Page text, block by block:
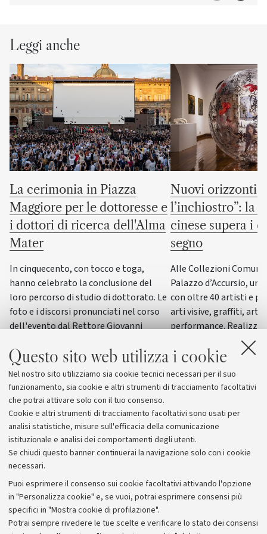
Questo sito web utilizza i cookie
Nel nostro sito utilizziamo sia cookie tecnici necessari per il suo
funzionamento, sia cookie e altri strumenti di tracciamento facoltativi
che potrai attivare solo con il tuo consenso.
Cookie e altri strumenti di tracciamento facoltativi sono usati per
analisi statistiche, misure sull'efficacia della comunicazione
istituzionale e analisi dei comportamenti degli utenti.
Se chiudi questo banner continuerai la navigazione solo con i cookie
necessari.
Puoi esprimere il consenso sui cookie facoltativi attivando l'opzione
in "Personalizza cookie" e, se vuoi, potrai esprimere consensi più
specifici in "Mostra cookie di profilazione".
Potrai sempre rivedere le tue scelte e verificare lo stato dei consensi
Leggi anche
La cerimonia in Piazza
Maggiore per le dottoresse e
i dottori di ricerca dell'Alma
Mater
In cinquecento, con tocco e toga,
hanno celebrato la conclusione del
loro percorso di studio di dottorato. Le
foto e i discorsi pronunciati nel corso
dell'evento dal Rettore Giovanni
Elisabetta Tola e dal genetista Guido
Barbujani
Nuovi orizzonti
l’inchiostro”: la
cinese supera i
segno
Alle Collezioni
Palazzo d’Accursio,
con oltre 40 artisti e
arti visive, graffiti, arti
performance.
del progetto “ERC
dall’Università di
esposizione di questo
Archivio
Comunicati stampa
Redazione